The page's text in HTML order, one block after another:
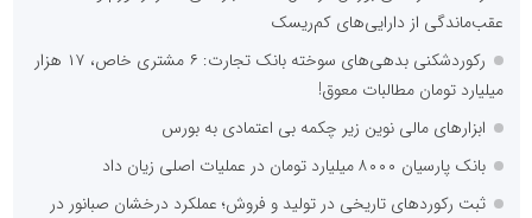
عقب‌ماندگی از دارایی‌های کم‌ریسک
رکوردشکنی بدهی‌های سوخته بانک تجارت: ۶ مشتری خاص، ۱۷ هزار
میلیارد تومان مطالبات معوق!
ابزارهای مالی نوین زیر چکمه بی‌ اعتمادی به بورس
بانک پارسیان ۸۰۰۰ میلیارد تومان در عملیات اصلی زیان داد
ثبت رکوردهای تاریخی در تولید و فروش؛ عملکرد درخشان صبانور در